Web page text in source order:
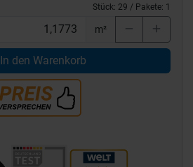
Stück: 29 / Pakete: 1
m²
In den Warenkorb